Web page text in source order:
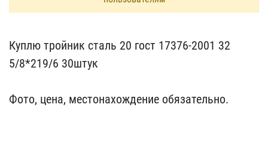
Куплю тройник сталь 2​0 гост 17376-2001 32​
5/8*219/6 30штук
Фото​, цена, местонахождение ​обязательно.